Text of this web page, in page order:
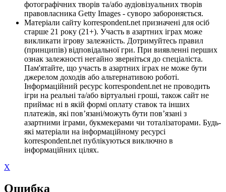
фотографічних творів та/або аудіовізуальних творів
правовласника Getty Images - суворо забороняється.
Матеріали сайту korrespondent.net призначені для осіб
старше 21 року (21+). Участь в азартних іграх може
викликати ігрову залежність. Дотримуйтесь правил
(принципів) відповідальної гри. При виявленні перших
ознак залежності негайно зверніться до спеціаліста.
Пам'ятайте, що участь в азартних іграх не може бути
джерелом доходів або альтернативою роботі.
Інформаційний ресурс korrespondent.net не проводить
ігри на реальні та/або віртуальні гроші, також сайт не
приймає ні в якій формі оплату ставок та інших
платежів, які пов’язані/можуть бути пов’язані з
азартними іграми, букмекерами чи тоталізаторами. Будь-
які матеріали на інформаційному ресурсі
korrespondent.net публікуються виключно в
інформаційних цілях.
X
Ошибка